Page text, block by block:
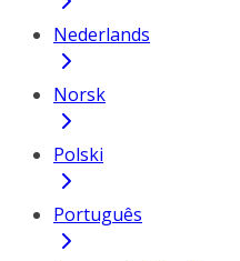
Nederlands
Norsk
Polski
Português